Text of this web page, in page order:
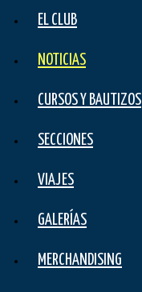
EL CLUB
NOTICIAS
CURSOS Y BAUTIZOS
SECCIONES
VIAJES
GALERÍAS
MERCHANDISING